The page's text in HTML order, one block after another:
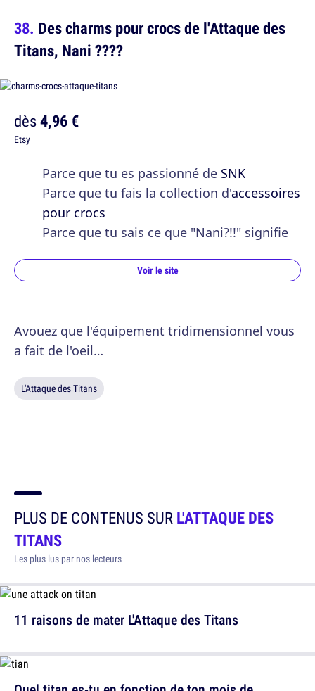
Des charms pour crocs de l'Attaque des
Titans, Nani ????
dès4,96 €
Etsy
Parce que tu es passionné de SNK
Parce que tu fais la collection d'accessoires
pour crocs
Parce que tu sais ce que "Nani?!!" signifie
Voir le site
Avouez que l'équipement tridimensionnel vous
a fait de l'oeil…
L'Attaque des Titans
PLUS DE CONTENUS SURL'ATTAQUE DES
TITANS
Les plus lus par nos lecteurs
11 raisons de mater L'Attaque des Titans